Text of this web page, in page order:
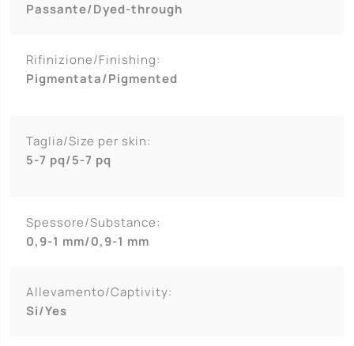
Passante/Dyed-through
Rifinizione/Finishing:
Pigmentata/Pigmented
Taglia/Size per skin:
5-7 pq/5-7 pq
Spessore/Substance:
0,9-1 mm/0,9-1 mm
Allevamento/Captivity:
Si/Yes